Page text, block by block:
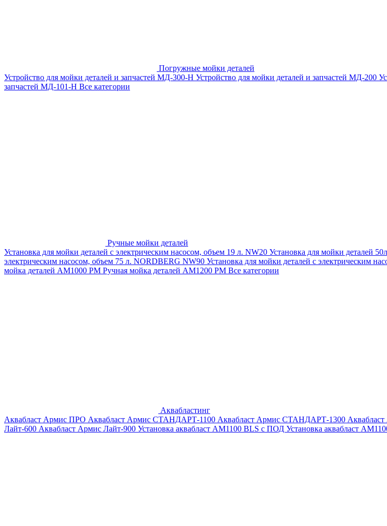
Погружные мойки деталей
Устройство для мойки деталей и запчастей МД-300-H Устройство для мойки деталей и запчастей МД-200
запчастей МД-101-Н Все категории
Ручные мойки деталей
Установка для мойки деталей с электрическим насосом, объем 19 л. NW20 Установка для мойки деталей
электрическим насосом, объем 75 л. NORDBERG NW90 Установка для мойки деталей с электрическим
мойка деталей АМ1000 РМ Ручная мойка деталей АМ1200 РМ Все категории
Аквабластинг
Аквабласт Армис ПРО Аквабласт Армис СТАНДАРТ-1100 Аквабласт Армис СТАНДАРТ-1300
Лайт-600 Аквабласт Армис Лайт-900 Установка аквабласт AM1100 BLS с ПОД Установка аквабласт